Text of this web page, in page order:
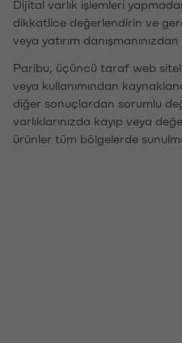
Dijital varlık işlemleri
dikkatlice değerlendirin ve
veya yatırım danışmanınızdan
Paribu, üçüncü taraf web
veya kullanımından
diğer sonuçlardan sorumlu
varlıklarınızda kayıp veya
ürünler tüm bölgelerde